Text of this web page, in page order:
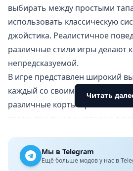
выбирать между простыми
использовать классическую
джойстика. Реалистичное
различные стили игры делают
непредсказуемой.
В игре представлен широкий
каждый со своими
различные корты с разными
трава, грунт, хард, которые
Главные особенности игры
Различные режимы — карьера,
Читать
Мы в Telegram
Ещё больше модов у нас в